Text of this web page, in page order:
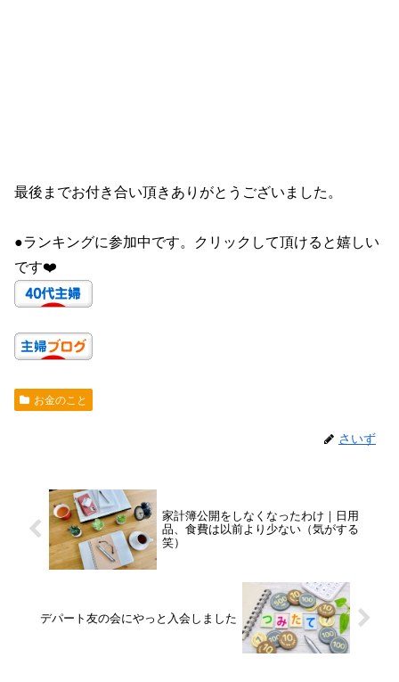
最後までお付き合い頂きありがとうございました。
●ランキングに参加中です。クリックして頂けると嬉しい
です❤️
お金のこと
さいず
家計簿公開をしなくなったわけ｜日用
品、食費は以前より少ない（気がする
笑）
デパート友の会にやっと入会しました